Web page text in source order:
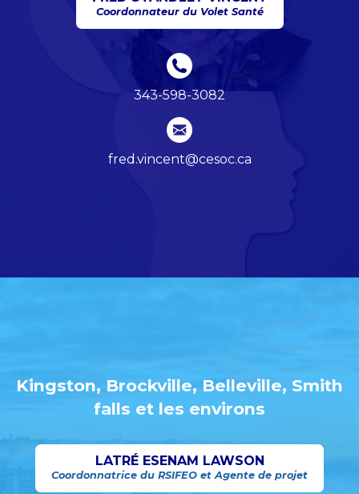
Coordonnateur du Volet Santé
343-598-3082
fred.vincent@cesoc.ca
Kingston, Brockville, Belleville, Smith
falls et les environs
LATRÉ ESENAM LAWSON
Coordonnatrice du RSIFEO et Agente de projet